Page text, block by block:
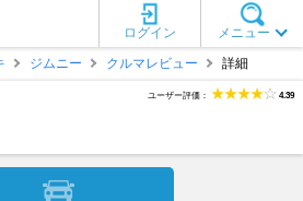
メニュー
ログイン
ジムニー クルマレビュー 詳細
ユーザー評価： 4.39